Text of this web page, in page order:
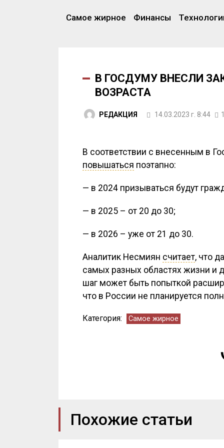
Самое жирное Финансы
В ГОСДУМУ ВНЕСЛИ
ВОЗРАСТА
РЕДАКЦИЯ 14.03.2023 г. 8:44
В соответствии с внесенным в
повышаться поэтапно:
— в 2024 призываться будут
— в 2025 – от 20 до 30;
— в 2026 – уже от 21 до 30.
Аналитик Несмиян считает, что
самых разных областях жизни и
шаг может быть попыткой
что в России не планируется
Категория: Самое жирное
Похожие статьи